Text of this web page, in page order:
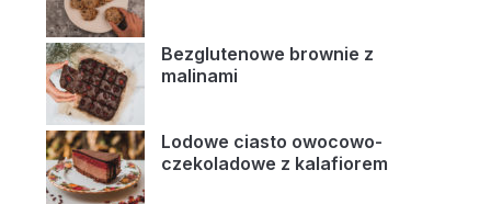
Bezglutenowe brownie z
malinami
Lodowe ciasto owocowo-
czekoladowe z kalafiorem